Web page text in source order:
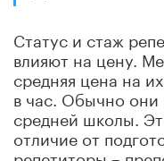
Статус и стаж
влияют на цену.
средняя цена на
в час. Обычно они
средней школы.
отличие от